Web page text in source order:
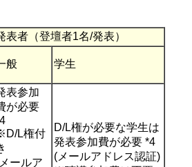
表者（登壇者1名/発表）
般
学生
表参加
が必要
L権付
ールア
D/L権が必要な学生は
発表参加費が必要 *4
(メールアドレス認証)